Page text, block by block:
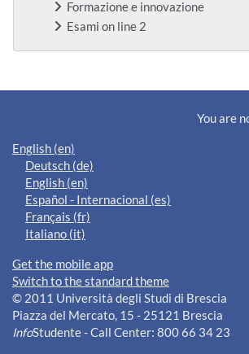
Formazione e innovazione
Esami on line 2
Supplementary blocks
You are
English ‎(en)‎
Deutsch ‎(de)‎
English ‎(en)‎
Español - Internacional ‎(es)‎
Français ‎(fr)‎
Italiano ‎(it)‎
Get the mobile app
Switch to the standard theme
© 2011 Università degli Studi di Brescia
Piazza del Mercato, 15 - 25121 Brescia
InfoStudente - Call Center: 800 66 34 23